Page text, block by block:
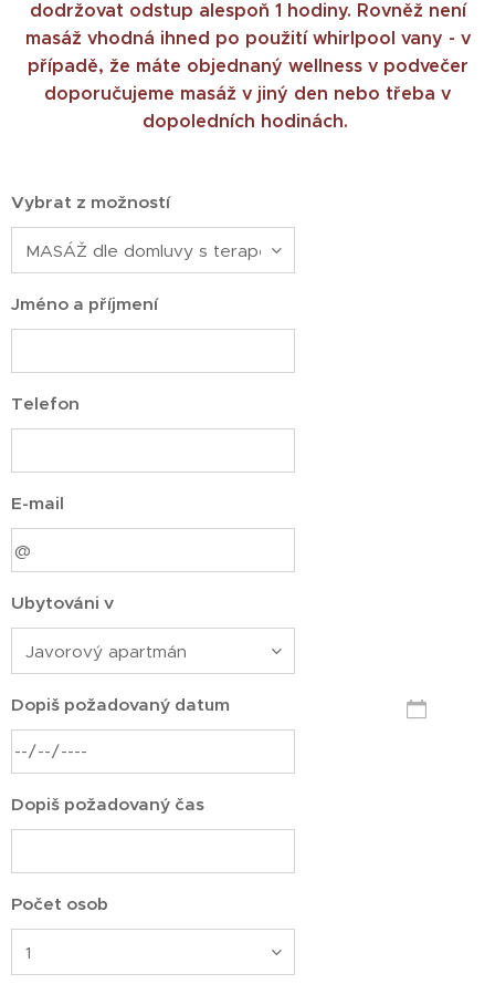
dodržovat odstup alespoň 1 hodiny. Rovněž není
masáž vhodná ihned po použití whirlpool vany - v
případě, že máte objednaný wellness v podvečer
doporučujeme masáž v jiný den nebo třeba v
dopoledních hodinách.
Vybrat z možností
Jméno a příjmení
Telefon
E-mail
Ubytováni v
Dopiš požadovaný datum
Dopiš požadovaný čas
Počet osob